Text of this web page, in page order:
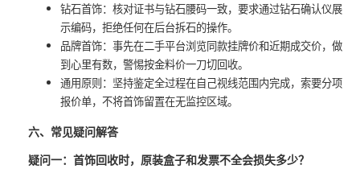
钻石首饰：核对证书与钻石腰码一致，要求通过钻石确认仪展
示编码，拒绝任何在后台拆石的操作。
品牌首饰：事先在二手平台浏览同款挂牌价和近期成交价，做
到心里有数，警惕按金料价一刀切回收。
通用原则：坚持鉴定全过程在自己视线范围内完成，索要分项
报价单，不将首饰留置在无监控区域。
六、常见疑问解答
疑问一：首饰回收时，原装盒子和发票不全会损失多少？